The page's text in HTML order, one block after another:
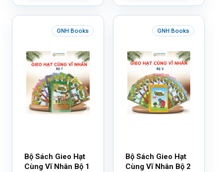
GNH Books
Bộ Sách Gieo Hạt
Cùng Vĩ Nhân Bộ 1
GNH Books
Bộ Sách Gieo Hạt
Cùng Vĩ Nhân Bộ 2